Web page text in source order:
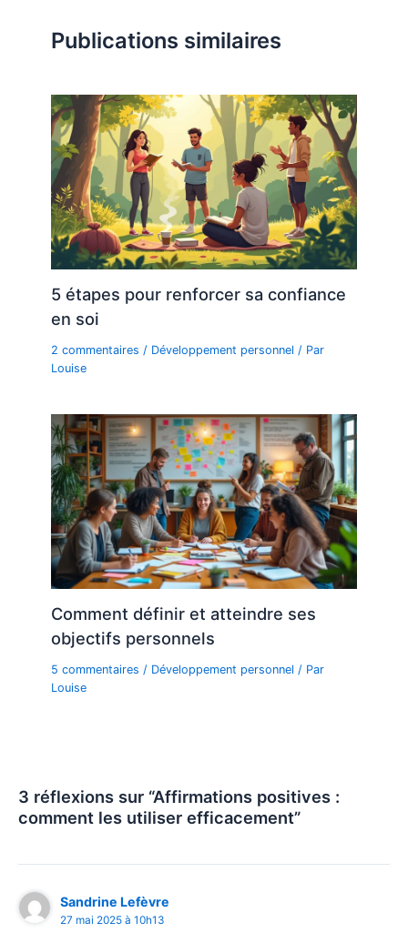
Publications similaires
5 étapes pour renforcer sa confiance
en soi
2 commentaires / Développement personnel / Par
Louise
Comment définir et atteindre ses
objectifs personnels
5 commentaires / Développement personnel / Par
Louise
3 réflexions sur “Affirmations positives :
comment les utiliser efficacement”
Sandrine Lefèvre
27 mai 2025 à 10h13